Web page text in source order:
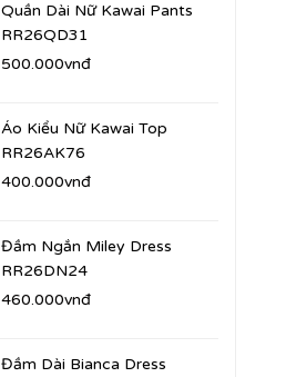
Quần Dài Nữ Kawai Pants
RR26QD31
500.000vnđ
Áo Kiểu Nữ Kawai Top
RR26AK76
400.000vnđ
Đầm Ngắn Miley Dress
RR26DN24
460.000vnđ
Đầm Dài Bianca Dress